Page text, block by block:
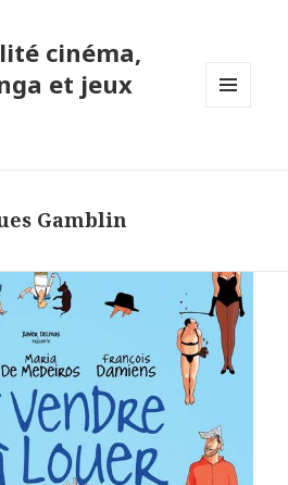
cinéma,
et jeux
Gamblin